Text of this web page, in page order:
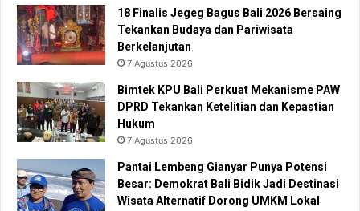
18 Finalis Jegeg Bagus Bali 2026 Bersaing
Tekankan Budaya dan Pariwisata
Berkelanjutan
7 Agustus 2026
Bimtek KPU Bali Perkuat Mekanisme PAW
DPRD Tekankan Ketelitian dan Kepastian
Hukum
7 Agustus 2026
Pantai Lembeng Gianyar Punya Potensi
Besar: Demokrat Bali Bidik Jadi Destinasi
Wisata Alternatif Dorong UMKM Lokal